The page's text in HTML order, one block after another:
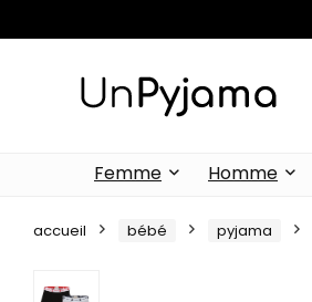
Femme Homme
accueil bébé pyjama